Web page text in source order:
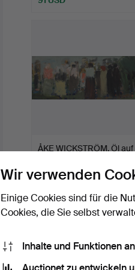
ÅKE WICKSTRÖM. Öl auf
Beendet 7. Aug 2026
27 USD
Wir verwenden
Einige Cookies sind für die
Cookies, die Sie selbst
Inhalte und Funktionen